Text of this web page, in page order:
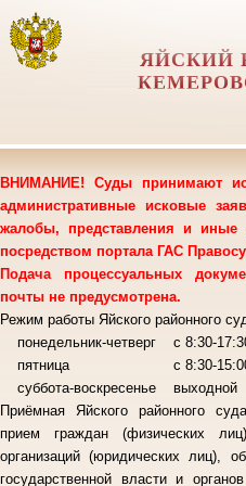
ЯЙСКИЙ
ВНИМАНИЕ! Суды принимают
административные исковые
жалобы, представления и
посредством портала ГАС
Подача процессуальных
почты не предусмотрена.
Режим работы Яйского районного
понедельник-четверг с 8:30-
пятница с 8:30-15:00
суббота-воскресенье выходной
Приёмная Яйского районного
прием граждан (физических
организаций (юридических лиц),
государственной власти и